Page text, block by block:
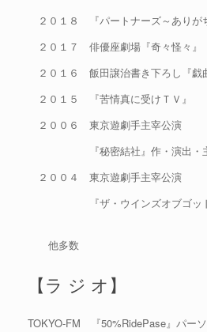
２０１８ 『パートナーズ～ありが
２０１７ 俳優座劇場『奇々怪々』
２０１６ 飯田譲治書き下ろし『戯
２０１５ 『苦情真に受けＴＶ』
２００６ 東京遊劇手主宰公演
『秘密結社』作・演出・
２００４ 東京遊劇手主宰公演
『ザ・ウインズオブゴッド
他多数
【ラ ジ オ】
TOKYO-FM 『50%RidePase』パー